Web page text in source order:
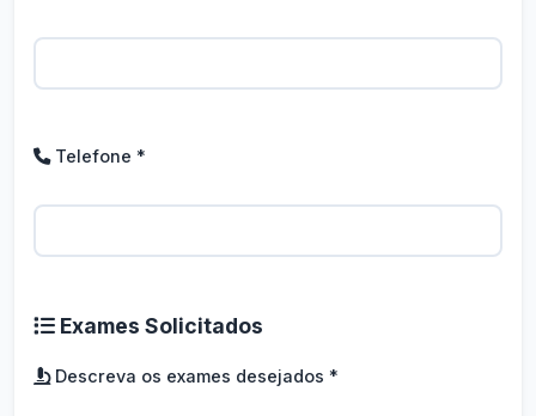
Telefone *
Exames Solicitados
Descreva os exames desejados *